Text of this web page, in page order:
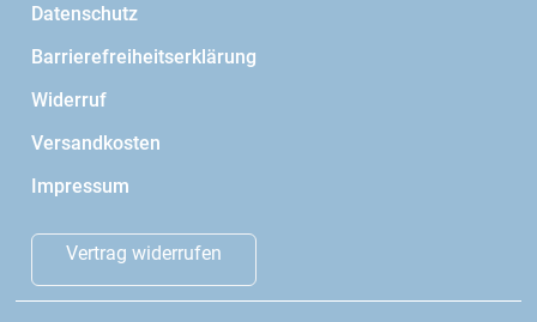
Datenschutz
Barrierefreiheitserklärung
Widerruf
Versandkosten
Impressum
Vertrag widerrufen